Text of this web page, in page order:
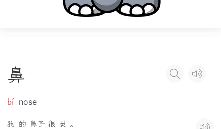
鼻
bí nose
狗 的 鼻子 很 灵 。